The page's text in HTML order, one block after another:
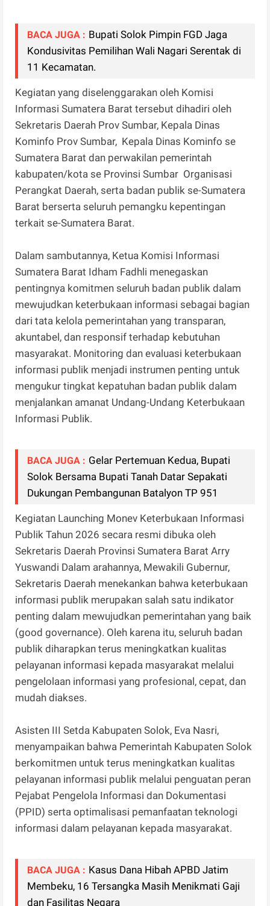
BACA JUGA : Bupati Solok Pimpin FGD Jaga
Kondusivitas Pemilihan Wali Nagari Serentak di
11 Kecamatan.
Kegiatan yang diselenggarakan oleh Komisi
Informasi Sumatera Barat tersebut dihadiri oleh
Sekretaris Daerah Prov Sumbar, Kepala Dinas
Kominfo Prov Sumbar, Kepala Dinas Kominfo se
Sumatera Barat dan perwakilan pemerintah
kabupaten/kota se Provinsi Sumbar Organisasi
Perangkat Daerah, serta badan publik se-Sumatera
Barat berserta seluruh pemangku kepentingan
terkait se-Sumatera Barat.
Dalam sambutannya, Ketua Komisi Informasi
Sumatera Barat Idham Fadhli menegaskan
pentingnya komitmen seluruh badan publik dalam
mewujudkan keterbukaan informasi sebagai bagian
dari tata kelola pemerintahan yang transparan,
akuntabel, dan responsif terhadap kebutuhan
masyarakat. Monitoring dan evaluasi keterbukaan
informasi publik menjadi instrumen penting untuk
mengukur tingkat kepatuhan badan publik dalam
menjalankan amanat Undang-Undang Keterbukaan
Informasi Publik.
BACA JUGA : Gelar Pertemuan Kedua, Bupati
Solok Bersama Bupati Tanah Datar Sepakati
Dukungan Pembangunan Batalyon TP 951
Kegiatan Launching Monev Keterbukaan Informasi
Publik Tahun 2026 secara resmi dibuka oleh
Sekretaris Daerah Provinsi Sumatera Barat Arry
Yuswandi Dalam arahannya, Mewakili Gubernur,
Sekretaris Daerah menekankan bahwa keterbukaan
informasi publik merupakan salah satu indikator
penting dalam mewujudkan pemerintahan yang baik
(good governance). Oleh karena itu, seluruh badan
publik diharapkan terus meningkatkan kualitas
pelayanan informasi kepada masyarakat melalui
pengelolaan informasi yang profesional, cepat, dan
mudah diakses.
Asisten III Setda Kabupaten Solok, Eva Nasri,
menyampaikan bahwa Pemerintah Kabupaten Solok
berkomitmen untuk terus meningkatkan kualitas
pelayanan informasi publik melalui penguatan peran
Pejabat Pengelola Informasi dan Dokumentasi
(PPID) serta optimalisasi pemanfaatan teknologi
informasi dalam pelayanan kepada masyarakat.
BACA JUGA : Kasus Dana Hibah APBD Jatim
Membeku, 16 Tersangka Masih Menikmati Gaji
dan Fasilitas Negara